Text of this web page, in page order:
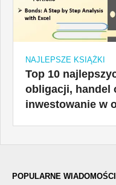
NAJLEPSZE KSIĄŻKI
Top 10
obligacji, handel
inwestowanie w
POPULARNE WIADOMOŚCI